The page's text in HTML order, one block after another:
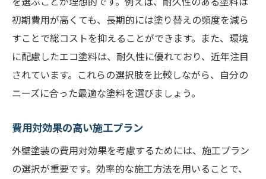
初期費用が高くても、長期的には塗り替えの頻度を減ら
すことで総コストを抑えることができます。また、環境
に配慮したエコ塗料は、耐久性に優れており、近年注目
されています。これらの選択肢を比較しながら、自分の
ニーズに合った最適な塗料を選びましょう。
費用対効果の高い施工プラン
外壁塗装の費用対効果を考慮するためには、施工プラン
の選択が重要です。効率的な施工方法を用いることで、